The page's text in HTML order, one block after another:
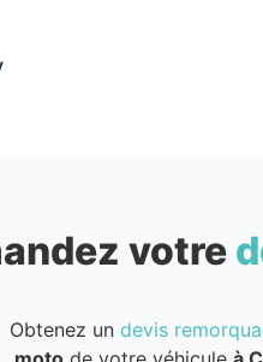
votre
Obtenez un devis